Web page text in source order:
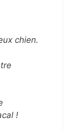
chien.
!